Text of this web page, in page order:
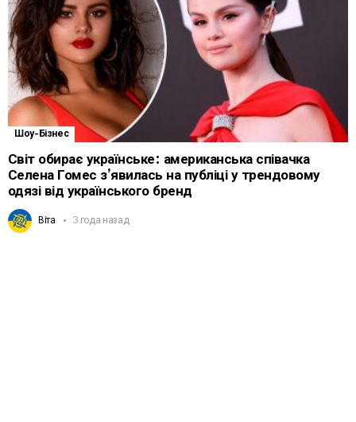
Шоу-Бізнес
Світ обирає українське: американська співачка
Селена Гомес з’явилась на публіці у трендовому
одязі від українського бренд
Віта 3 года назад